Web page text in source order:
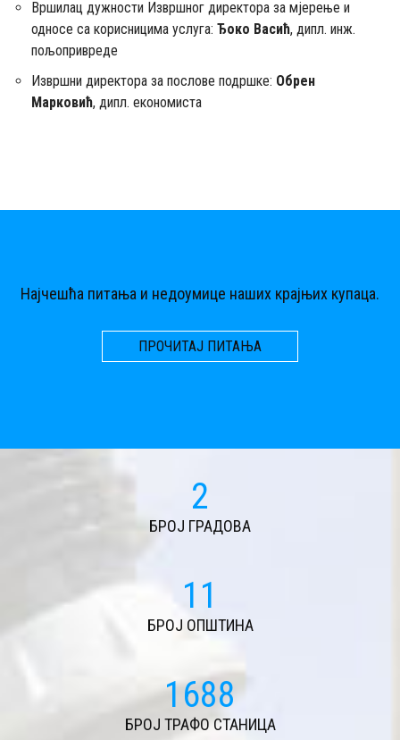
Вршилац дужности Извршног директора за мјерење и
односе са корисницима услуга: Ђоко Васић, дипл. инж.
пољопривреде
Извршни директора за послове подршке: Обрен
Марковић, дипл. екoномиста
Најчешћа питања и недоумице наших крајњих купаца.
ПРОЧИТАЈ ПИТАЊА
2
БРОЈ ГРАДОВА
11
БРОЈ ОПШТИНА
1688
БРОЈ ТРАФО СТАНИЦА